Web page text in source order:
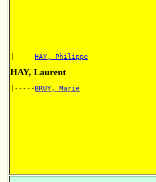
|-----HAY, Philippe
HAY, Laurent
|----- BRUY, Marie